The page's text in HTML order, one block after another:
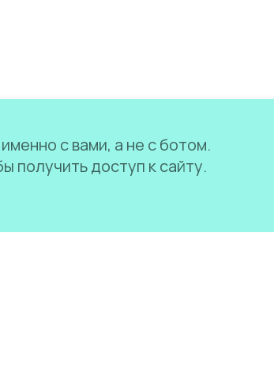
с вами, а не с ботом.
получить доступ к сайту.